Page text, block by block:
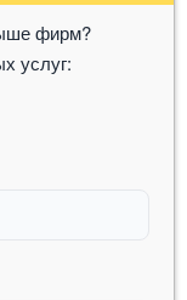
фирм?
услуг: